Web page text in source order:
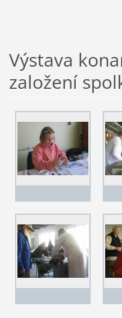
Výstava
založení